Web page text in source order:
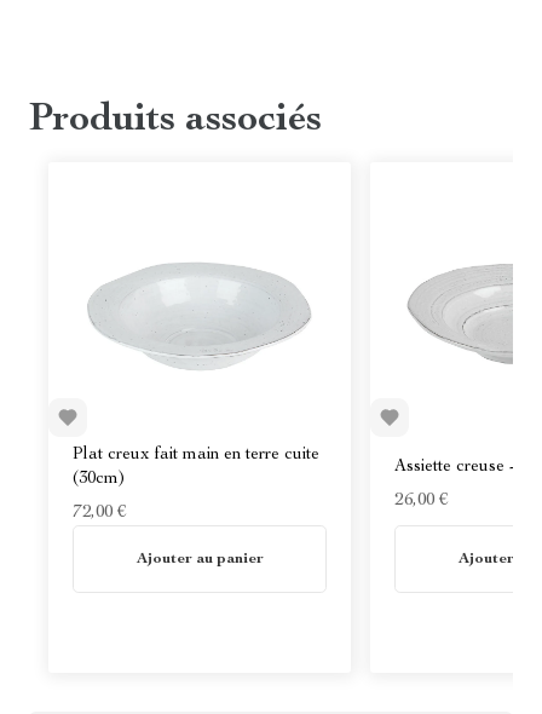
Produits associés
Plat creux fait main en terre cuite
(30cm)
72,00 €
Ajouter au panier
Assiette creuse -
26,00 €
Ajouter au